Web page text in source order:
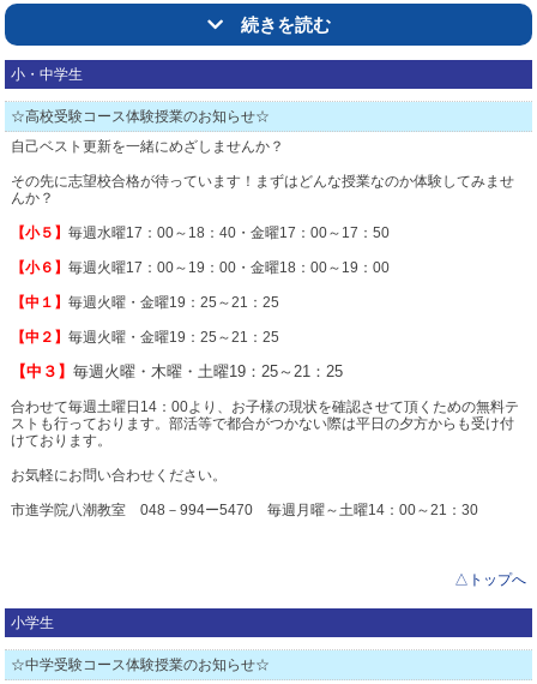
100点
★95点以上獲得！★
潮止中 3年 英語99点
北 中 1年 英語
潮止中 3年 国語97点
大原中 1年 英語97点
潮止中 3年 数学 96点
大原中 2年 英語 96点
大原中 1年 理科 96点
大原中 1年 数学96点
八潮中 2年 英語
大原中 1年 数学95点
市進学院・個太郎塾 八潮教室生、がんばりました！！
△トップへ
東洋大京北中合格 １名
八潮教室 市進生、がんばりました！！
随時ご相談可能ですし、お電話やLINEでもお子様の様子の報告を致します。
⑤基本のカリキュラムが難しくて家でも親子で頑張るが結局、喧嘩してしまう…
っています。
「今のままで良いのかな…？」という方はぜひご相談ください。
いっしょにお子様にとってベストな選択を考えていきましょう。
048-994-5470 市進学院八潮教室（月～土 14：00～21：30）
続きを読む
小・中学生
☆高校受験コース体験授業のお知らせ☆
自己ベスト更新を一緒にめざしませんか？
その先に志望校合格が待っています！まずはどんな授業なのか体験してみませ
んか？
【小５】毎週水曜17：00～18：40・金曜17：00～17：50
【小６】毎週火曜17：00～19：00・金曜18：00～19：00
【中１】毎週火曜・金曜19：25～21：25
【中２】毎週火曜・金曜19：25～21：25
【中３】毎週火曜・木曜・土曜19：25～21：25
合わせて毎週土曜日14：00より、お子様の現状を確認させて頂くための無料テ
ストも行っております。部活等で都合がつかない際は平日の夕方からも受け付
けております。
お気軽にお問い合わせください。
市進学院八潮教室 048－994ー5470 毎週月曜～土曜14：00～21：30
△トップへ
小学生
☆中学受験コース体験授業のお知らせ☆